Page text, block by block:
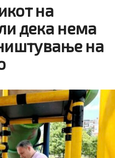
на
дека нема
на